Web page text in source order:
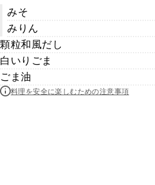
みそ
みりん
顆粒和風だし
白いりごま
ごま油
料理を安全に楽しむための注意事項